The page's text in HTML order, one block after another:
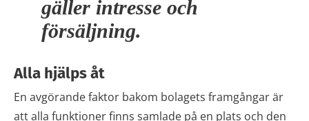
gäller intresse och
försäljning.
Alla hjälps åt
En avgörande faktor bakom bolagets framgångar är
att alla funktioner finns samlade på en plats och den